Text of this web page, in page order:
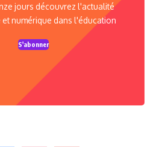
jours découvrez l'actualité
numérique dans l'éducation
S'abonner